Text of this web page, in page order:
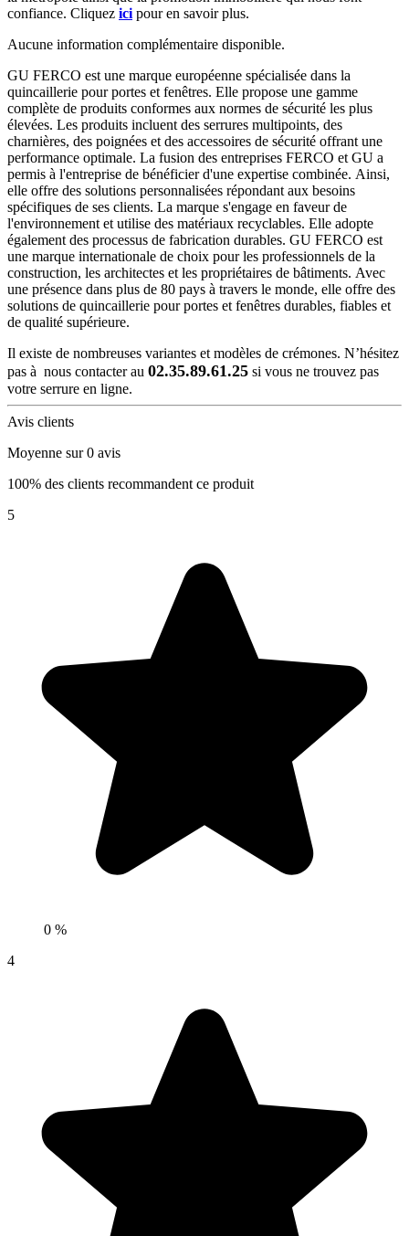
confiance. Cliquez ici pour en savoir plus.
Aucune information complémentaire disponible.
GU FERCO est une marque européenne spécialisée dans la
quincaillerie pour portes et fenêtres. Elle propose une gamme
complète de produits conformes aux normes de sécurité les plus
élevées. Les produits incluent des serrures multipoints, des
charnières, des poignées et des accessoires de sécurité offrant une
performance optimale. La fusion des entreprises FERCO et GU a
permis à l'entreprise de bénéficier d'une expertise combinée. Ainsi,
elle offre des solutions personnalisées répondant aux besoins
spécifiques de ses clients. La marque s'engage en faveur de
l'environnement et utilise des matériaux recyclables. Elle adopte
également des processus de fabrication durables. GU FERCO est
une marque internationale de choix pour les professionnels de la
construction, les architectes et les propriétaires de bâtiments. Avec
une présence dans plus de 80 pays à travers le monde, elle offre des
solutions de quincaillerie pour portes et fenêtres durables, fiables et
de qualité supérieure.
Il existe de nombreuses variantes et modèles de crémones. N’hésitez
pas à nous contacter au 02.35.89.61.25 si vous ne trouvez pas
votre serrure en ligne.
Avis clients
Moyenne sur 0 avis
100% des clients recommandent ce produit
5
0 %
4